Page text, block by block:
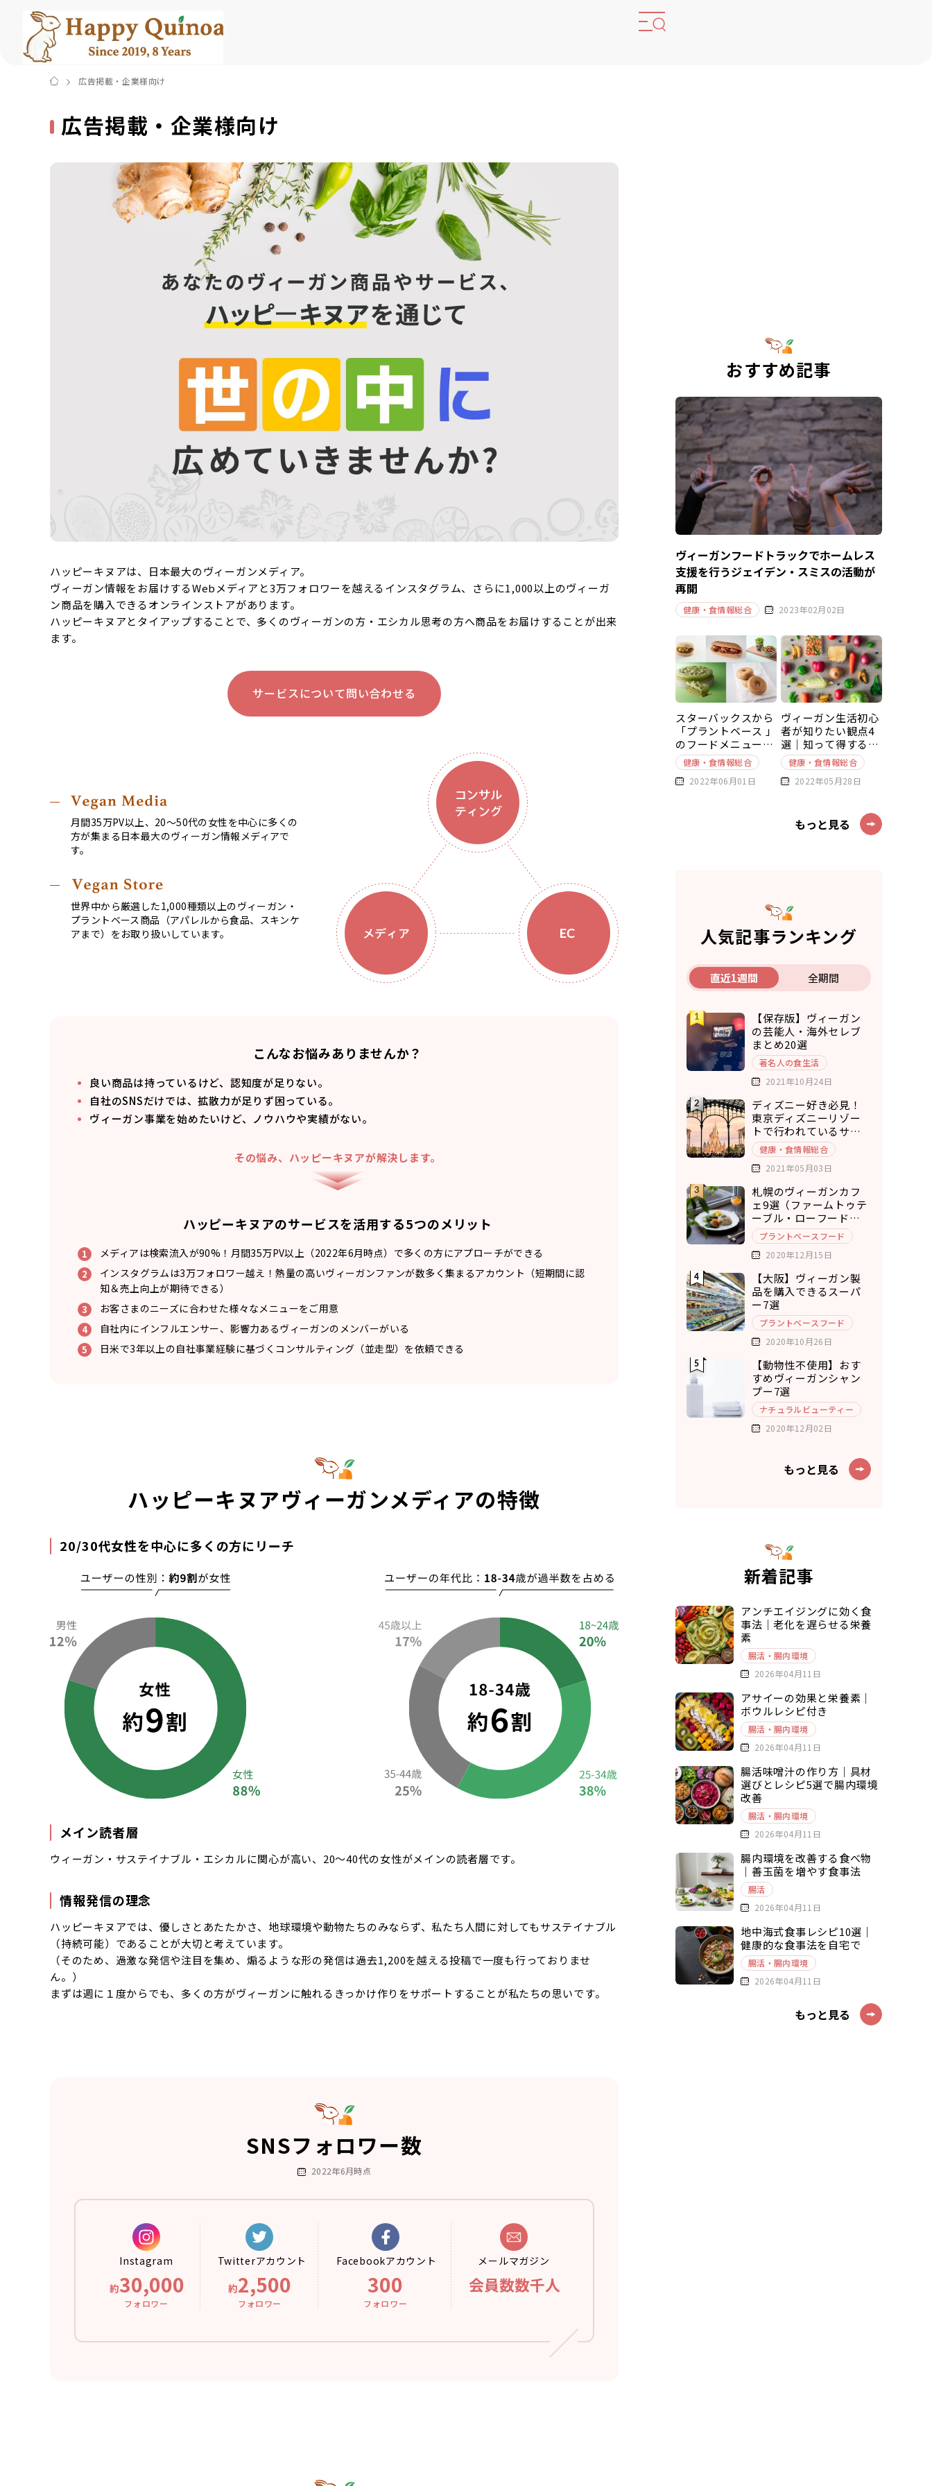
広告掲載・企業様向け
広告掲載・企業様向け
ハッピーキヌアは、日本最大のヴィーガンメディア。
ヴィーガン情報をお届けするWebメディアと3万フォロワーを越えるインスタグラム、さらに1,000以上のヴィーガ
ン商品を購入できるオンラインストアがあります。
ハッピーキヌアとタイアップすることで、多くのヴィーガンの方・エシカル思考の方へ商品をお届けすることが出来
ます。
サービスについて問い合わせる
月間35万PV以上、20〜50代の女性を中心に多くの
方が集まる日本最大のヴィーガン情報メディアで
す。
世界中から厳選した1,000種類以上のヴィーガン・
プラントベース商品（アパレルから食品、スキンケ
アまで）をお取り扱いしています。
こんなお悩みありませんか？
良い商品は持っているけど、認知度が足りない。
自社のSNSだけでは、拡散力が足りず困っている。
ヴィーガン事業を始めたいけど、ノウハウや実績がない。
その悩み、ハッピーキヌアが解決します。
ハッピーキヌアのサービスを活用する5つのメリット
メディアは検索流入が90%！月間35万PV以上（2022年6月時点）で多くの方にアプローチができる
インスタグラムは3万フォロワー越え！熱量の高いヴィーガンファンが数多く集まるアカウント（短期間に認
知＆売上向上が期待できる）
お客さまのニーズに合わせた様々なメニューをご用意
自社内にインフルエンサー、影響力あるヴィーガンのメンバーがいる
日米で3年以上の自社事業経験に基づくコンサルティング（並走型）を依頼できる
ハッピーキヌアヴィーガンメディアの特徴
20/30代女性を中心に多くの方にリーチ
メイン読者層
ウィーガン・サステイナブル・エシカルに関心が高い、20〜40代の女性がメインの読者層です。
情報発信の理念
ハッピーキヌアでは、優しさとあたたかさ、地球環境や動物たちのみならず、私たち人間に対してもサステイナブル
（持続可能）であることが大切と考えています。
（そのため、過激な発信や注目を集め、煽るような形の発信は過去1,200を越える投稿で一度も行っておりませ
ん。）
まずは週に１度からでも、多くの方がヴィーガンに触れるきっかけ作りをサポートすることが私たちの思いです。
SNSフォロワー数
2022年6月時点
Instagram
約30,000
フォロワー
Twitterアカウント
約2,500
フォロワー
Facebookアカウント
300
フォロワー
メールマガジン
会員数数千人
おすすめ記事
ヴィーガンフードトラックでホームレス
支援を行うジェイデン・スミスの活動が
再開
健康・食情報総合 2023年02月02日
スターバックスから
「プラントベース 」
のフードメニューが
新発売
健康・食情報総合
2022年06月01日
ヴィーガン生活初心
者が知りたい観点4
選｜知って得する豆
知識～基本編～
健康・食情報総合
2022年05月28日
もっと見る
人気記事ランキング
直近1週間 全期間
【保存版】ヴィーガン
の芸能人・海外セレブ
まとめ20選
著名人の食生活
2021年10月24日
ディズニー好き必見！
東京ディズニーリゾー
トで行われているサス
テナブルな取り組み5選
健康・食情報総合
2021年05月03日
札幌のヴィーガンカフ
ェ9選（ファームトゥテ
ーブル・ローフードカ
フェ・チキュウ）
プラントベースフード
2020年12月15日
【大阪】ヴィーガン製
品を購入できるスーパ
ー7選
プラントベースフード
2020年10月26日
【動物性不使用】おす
すめヴィーガンシャン
プー7選
ナチュラルビューティー
2020年12月02日
もっと見る
新着記事
アンチエイジングに効く食
事法｜老化を遅らせる栄養
素
腸活・腸内環境
2026年04月11日
アサイーの効果と栄養素｜
ボウルレシピ付き
腸活・腸内環境
2026年04月11日
腸活味噌汁の作り方｜具材
選びとレシピ5選で腸内環境
改善
腸活・腸内環境
2026年04月11日
腸内環境を改善する食べ物
｜善玉菌を増やす食事法
腸活
2026年04月11日
地中海式食事レシピ10選｜
健康的な食事法を自宅で
腸活・腸内環境
2026年04月11日
もっと見る